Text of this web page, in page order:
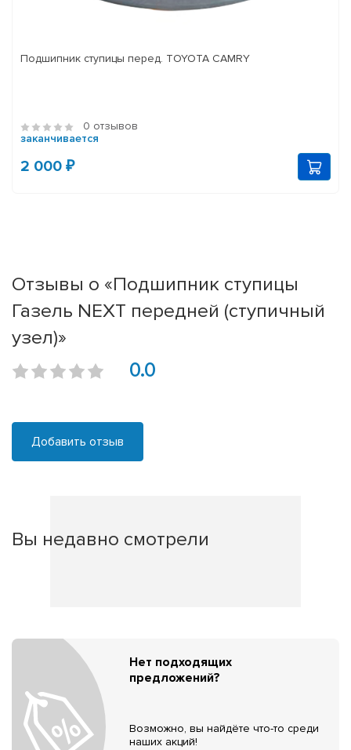
Подшипник ступицы перед. TOYOTA CAMRY
0 отзывов
заканчивается
2 000 ₽
Отзывы о «Подшипник ступицы
Газель NEXT передней (ступичный
узел)»
0.0
Добавить отзыв
Вы недавно смотрели
Нет подходящих
предложений?
Возможно, вы найдёте что-то среди
наших акций!